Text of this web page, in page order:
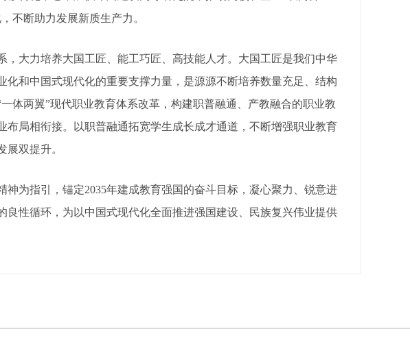
不断助力发展新质生产力。
大力培养大国工匠、能工巧匠、高技能人才。大国工匠是我们中华
化和中国式现代化的重要支撑力量，是源源不断培养数量充足、结构
体两翼”现代职业教育体系改革，构建职普融通、产教融合的职业教
局相衔接。以职普融通拓宽学生成长成才通道，不断增强职业教育
双提升。
为指引，锚定2035年建成教育强国的奋斗目标，凝心聚力、锐意进
性循环，为以中国式现代化全面推进强国建设、民族复兴伟业提供